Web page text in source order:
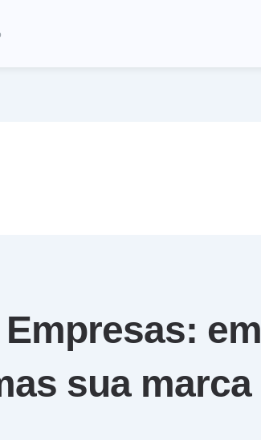
em
sua marca